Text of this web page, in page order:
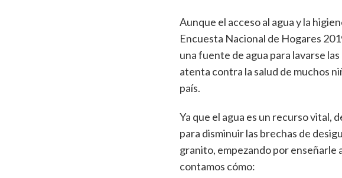
Aunque el acceso al agua y la
Encuesta Nacional de Hogares
una fuente de agua para lavarse
atenta contra la salud de muchos
país.
Ya que el agua es un recurso vital,
para disminuir las brechas de
granito, empezando por enseñarle
contamos cómo: